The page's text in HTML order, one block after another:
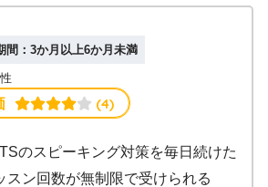
間：3か月以上6か月未満
(4)
のスピーキング対策を毎日続けた
スン回数が無制限で受けられる